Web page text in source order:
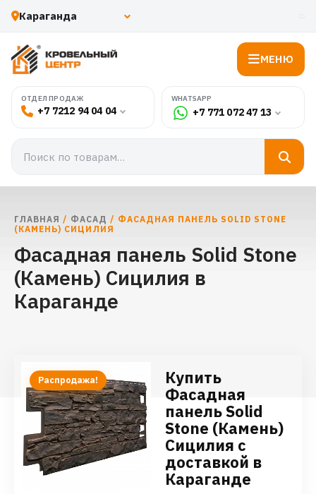
МЕНЮ
ОТДЕЛ ПРОДАЖ
+7 7212 94 04 04
WHATSAPP
+7 771 072 47 13
ГЛАВНАЯ / ФАСАД / ФАСАДНАЯ ПАНЕЛЬ SOLID STONE
(КАМЕНЬ) СИЦИЛИЯ
Фасадная панель Solid Stone
(Камень) Сицилия в
Караганде
Распродажа!
Купить
Фасадная
панель Solid
Stone (Камень)
Сицилия с
доставкой в
Караганде